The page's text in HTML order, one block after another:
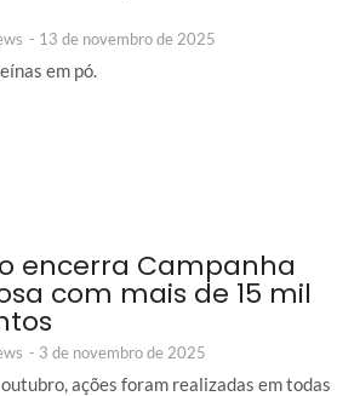
- 13 de novembro de 2025
em pó.
encerra Campanha
com mais de 15 mil
- 3 de novembro de 2025
ações foram realizadas em todas